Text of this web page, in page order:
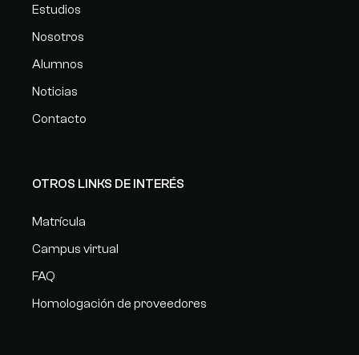
Estudios
Nosotros
Alumnos
Noticias
Contacto
OTROS LINKS DE INTERÉS
Matrícula
Campus virtual
FAQ
Homologación de proveedores